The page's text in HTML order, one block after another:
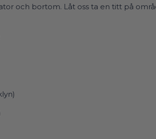
och bortom. Låt oss ta en titt på